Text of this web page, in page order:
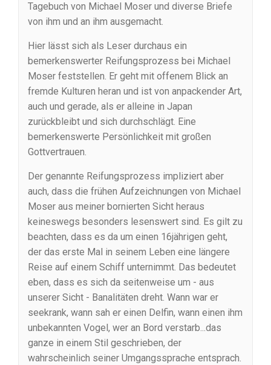
Tagebuch von Michael Moser und diverse Briefe
von ihm und an ihm ausgemacht.
Hier lässt sich als Leser durchaus ein
bemerkenswerter Reifungsprozess bei Michael
Moser feststellen. Er geht mit offenem Blick an
fremde Kulturen heran und ist von anpackender Art,
auch und gerade, als er alleine in Japan
zurückbleibt und sich durchschlägt. Eine
bemerkenswerte Persönlichkeit mit großen
Gottvertrauen.
Der genannte Reifungsprozess impliziert aber
auch, dass die frühen Aufzeichnungen von Michael
Moser aus meiner bornierten Sicht heraus
keineswegs besonders lesenswert sind. Es gilt zu
beachten, dass es da um einen 16jährigen geht,
der das erste Mal in seinem Leben eine längere
Reise auf einem Schiff unternimmt. Das bedeutet
eben, dass es sich da seitenweise um - aus
unserer Sicht - Banalitäten dreht. Wann war er
seekrank, wann sah er einen Delfin, wann einen ihm
unbekannten Vogel, wer an Bord verstarb...das
ganze in einem Stil geschrieben, der
wahrscheinlich seiner Umgangssprache entsprach.